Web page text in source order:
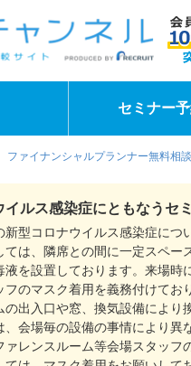
セミナー
ファイナンシャルプランナー無料相
イルス感染症にともなうセ
新型コロナウイルス感染症につ
ては、隣席との間に一定スペー
液を設置しております。来場時
フのマスク着用を義務付けてお
の出入口や窓、換気設備により
会場毎の設備の事情により異
レンスルーム等会場スタッフ